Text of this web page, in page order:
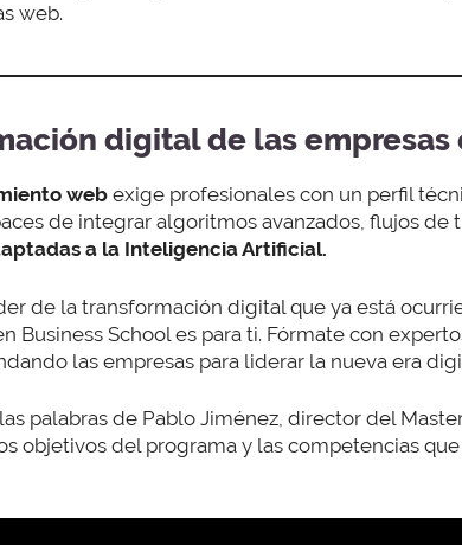
web.
digital de las empresas
web exige profesionales con un perfil
de integrar algoritmos avanzados, flujos de
a la Inteligencia Artificial.
de la transformación digital que ya está
Business School es para ti. Fórmate con
las empresas para liderar la nueva era
palabras de Pablo Jiménez, director del
objetivos del programa y las competencias